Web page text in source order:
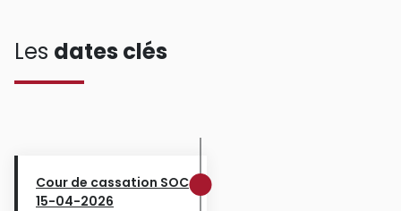
Les dates clés
Cour de cassation SOC
15-04-2026